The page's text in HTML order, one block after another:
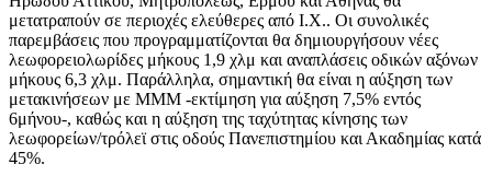
μετατραπούν σε περιοχές ελεύθερες από Ι.Χ.. Οι συνολικές
παρεμβάσεις που προγραμματίζονται θα δημιουργήσουν νέες
λεωφορειολωρίδες μήκους 1,9 χλμ και αναπλάσεις οδικών αξόνων
μήκους 6,3 χλμ. Παράλληλα, σημαντική θα είναι η αύξηση των
μετακινήσεων με ΜΜΜ -εκτίμηση για αύξηση 7,5% εντός
6μήνου-, καθώς και η αύξηση της ταχύτητας κίνησης των
λεωφορείων/τρόλεϊ στις οδούς Πανεπιστημίου και Ακαδημίας κατά
45%.